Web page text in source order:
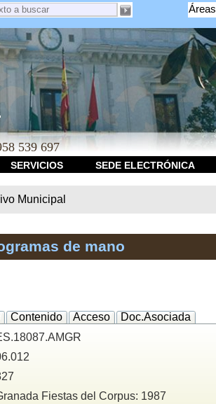
Áreas
539 697
SERVICIOS SEDE ELECTRÓNICA
Municipal
de mano
Contenido Acceso
Doc.Asociada
Fiestas del Corpus: 1987